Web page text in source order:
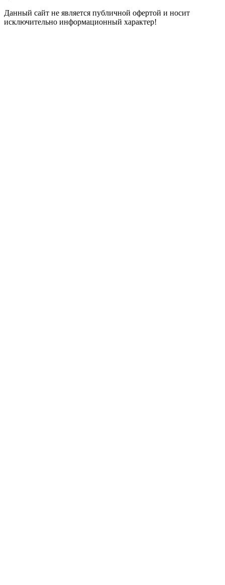
Данный сайт не является публичной офертой и носит
исключительно информационный характер!